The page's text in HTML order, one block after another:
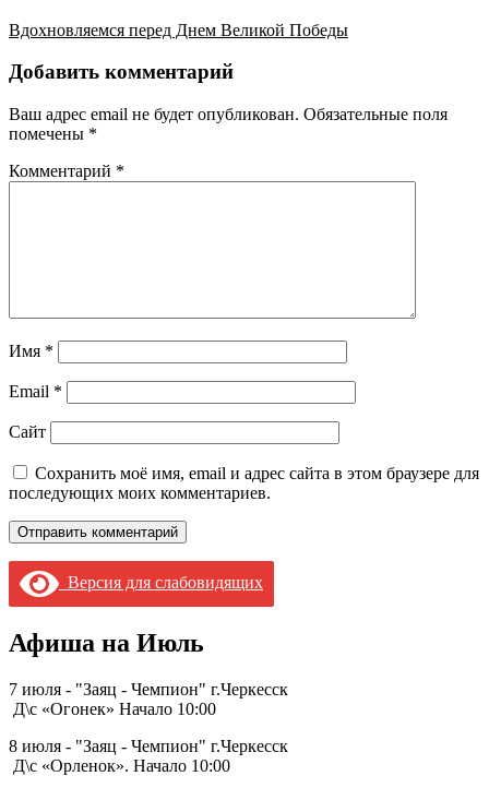
Вдохновляемся перед Днем Великой Победы
Добавить комментарий
Ваш адрес email не будет опубликован. Обязательные поля
помечены *
Комментарий *
Имя *
Email *
Сайт
Сохранить моё имя, email и адрес сайта в этом браузере для
последующих моих комментариев.
Версия для слабовидящих
Афиша на Июль
7 июля - "Заяц - Чемпион" г.Черкесск
Д\с «Огонек» Начало 10:00
8 июля - "Заяц - Чемпион" г.Черкесск
Д\с «Орленок». Начало 10:00